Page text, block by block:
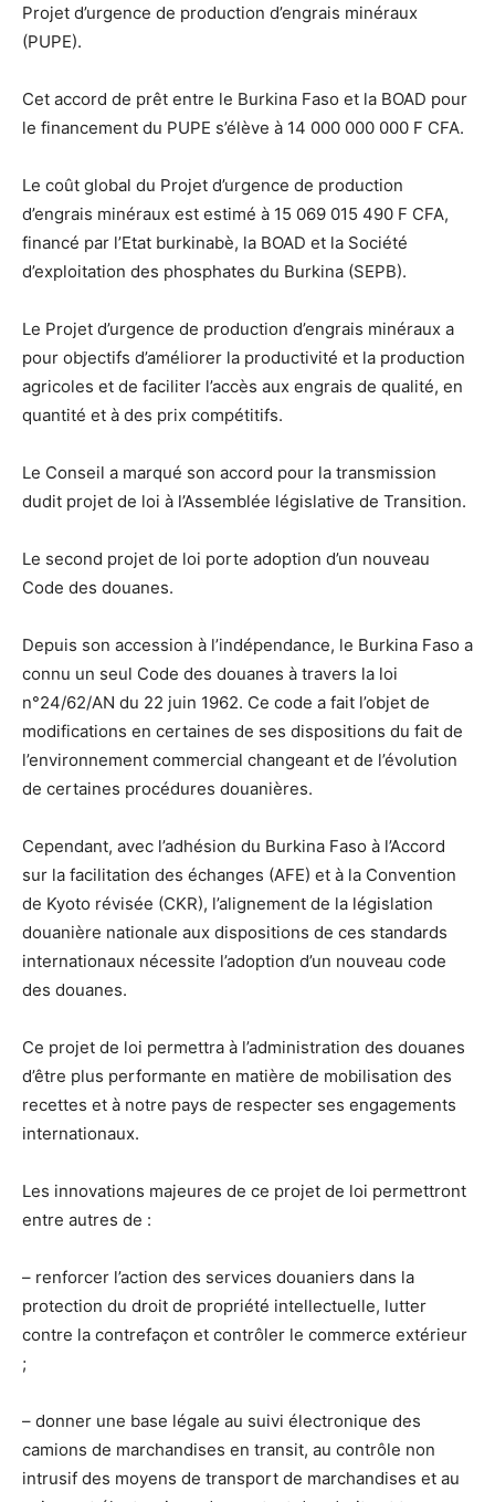
Projet d’urgence de production d’engrais minéraux
(PUPE).
Cet accord de prêt entre le Burkina Faso et la BOAD pour
le financement du PUPE s’élève à 14 000 000 000 F CFA.
Le coût global du Projet d’urgence de production
d’engrais minéraux est estimé à 15 069 015 490 F CFA,
financé par l’Etat burkinabè, la BOAD et la Société
d’exploitation des phosphates du Burkina (SEPB).
Le Projet d’urgence de production d’engrais minéraux a
pour objectifs d’améliorer la productivité et la production
agricoles et de faciliter l’accès aux engrais de qualité, en
quantité et à des prix compétitifs.
Le Conseil a marqué son accord pour la transmission
dudit projet de loi à l’Assemblée législative de Transition.
Le second projet de loi porte adoption d’un nouveau
Code des douanes.
Depuis son accession à l’indépendance, le Burkina Faso a
connu un seul Code des douanes à travers la loi
n°24/62/AN du 22 juin 1962. Ce code a fait l’objet de
modifications en certaines de ses dispositions du fait de
l’environnement commercial changeant et de l’évolution
de certaines procédures douanières.
Cependant, avec l’adhésion du Burkina Faso à l’Accord
sur la facilitation des échanges (AFE) et à la Convention
de Kyoto révisée (CKR), l’alignement de la législation
douanière nationale aux dispositions de ces standards
internationaux nécessite l’adoption d’un nouveau code
des douanes.
Ce projet de loi permettra à l’administration des douanes
d’être plus performante en matière de mobilisation des
recettes et à notre pays de respecter ses engagements
internationaux.
Les innovations majeures de ce projet de loi permettront
entre autres de :
– renforcer l’action des services douaniers dans la
protection du droit de propriété intellectuelle, lutter
contre la contrefaçon et contrôler le commerce extérieur
;
– donner une base légale au suivi électronique des
camions de marchandises en transit, au contrôle non
intrusif des moyens de transport de marchandises et au